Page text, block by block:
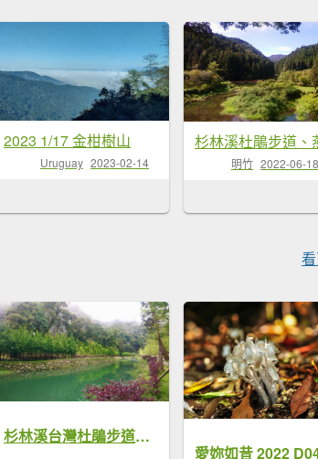
2023 1/17 金柑樹山
Uruguay 2023-02-14 明竹 2022-06-18
杉林溪台灣杜鵑步道接燕庵步道涼爽輕鬆走